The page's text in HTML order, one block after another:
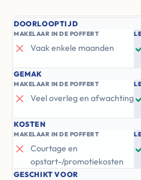
DOORLOOPTIJD
MAKELAAR IN DE POFFERT
Vaak enkele maanden
GEMAK
MAKELAAR IN DE POFFERT
Veel overleg en afwachting
KOSTEN
MAKELAAR IN DE POFFERT
Courtage en
opstart-/promotiekosten
GESCHIKT VOOR